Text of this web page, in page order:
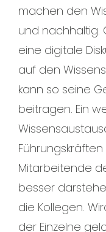
machen den
und nachhaltig.
eine digitale
auf den
kann so seine
beitragen. Ein
Mitarbeitende
besser
die Kollegen.
der Einzelne